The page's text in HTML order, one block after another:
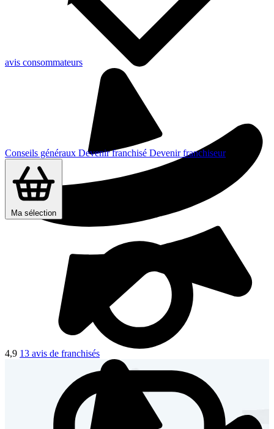
Conseils généraux Devenir franchisé Devenir franchiseur
Ma sélection
avis consommateurs
4,9 13 avis de franchisés